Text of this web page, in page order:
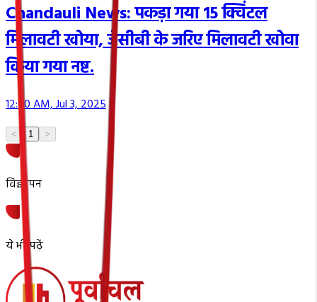
Chandauli News: पकड़ा गया 15 क्विंटल
मिलावटी खोया, जेसीबी के जरिए मिलावटी खोवा
किया गया नष्ट.
12:00 AM, Jul 3, 2025
< 1 >
विज्ञापन
ये भी पढ़ें